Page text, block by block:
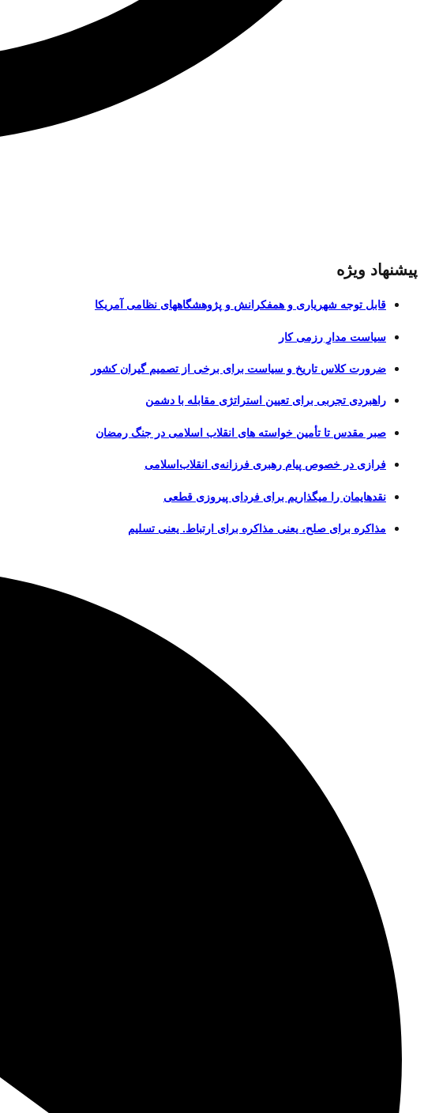
پیشنهاد ویژه
قابل توجه شهریاری و همفکرانش و پژوهشگاههای نظامی آمریکا
سیاست مدارِ رزمی کار
ضرورت کلاس تاریخ و سیاست برای برخی از تصمیم گیران کشور
راهبردی تجربی برای تعیین استراتژی مقابله با دشمن
صبر مقدس تا تأمین خواسته های انقلاب اسلامی در جنگ رمضان
فرازی در خصوص پیام رهبری فرزانه‌ی انقلاب‌اسلامی
نقدهایمان را میگذاریم برای فردای پیروزی قطعی
مذاکره برای صلح، یعنی مذاکره برای ارتباط. یعنی تسلیم